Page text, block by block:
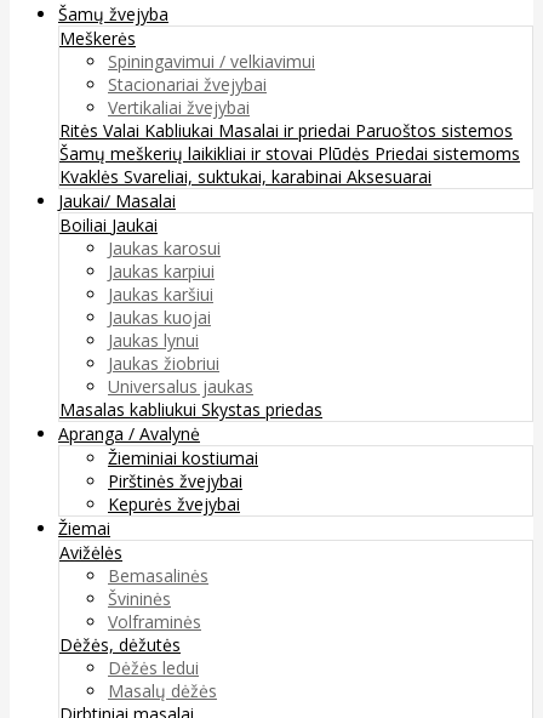
Šamų žvejyba
Meškerės
Spiningavimui / velkiavimui
Stacionariai žvejybai
Vertikaliai žvejybai
Ritės Valai Kabliukai Masalai ir priedai Paruoštos sistemos
Šamų meškerių laikikliai ir stovai Plūdės Priedai sistemoms
Kvaklės Svareliai, suktukai, karabinai Aksesuarai
Jaukai/ Masalai
Boiliai Jaukai
Jaukas karosui
Jaukas karpiui
Jaukas karšiui
Jaukas kuojai
Jaukas lynui
Jaukas žiobriui
Universalus jaukas
Masalas kabliukui Skystas priedas
Apranga / Avalynė
Žieminiai kostiumai
Pirštinės žvejybai
Kepurės žvejybai
Žiemai
Avižėlės
Bemasalinės
Švininės
Volframinės
Dėžės, dėžutės
Dėžės ledui
Masalų dėžės
Dirbtiniai masalai